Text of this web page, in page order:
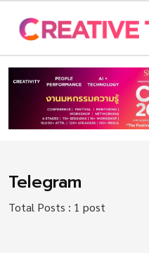
Telegram
Total Posts : 1 post